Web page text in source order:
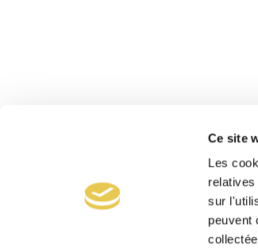
Ce site
Les
sur
peuvent